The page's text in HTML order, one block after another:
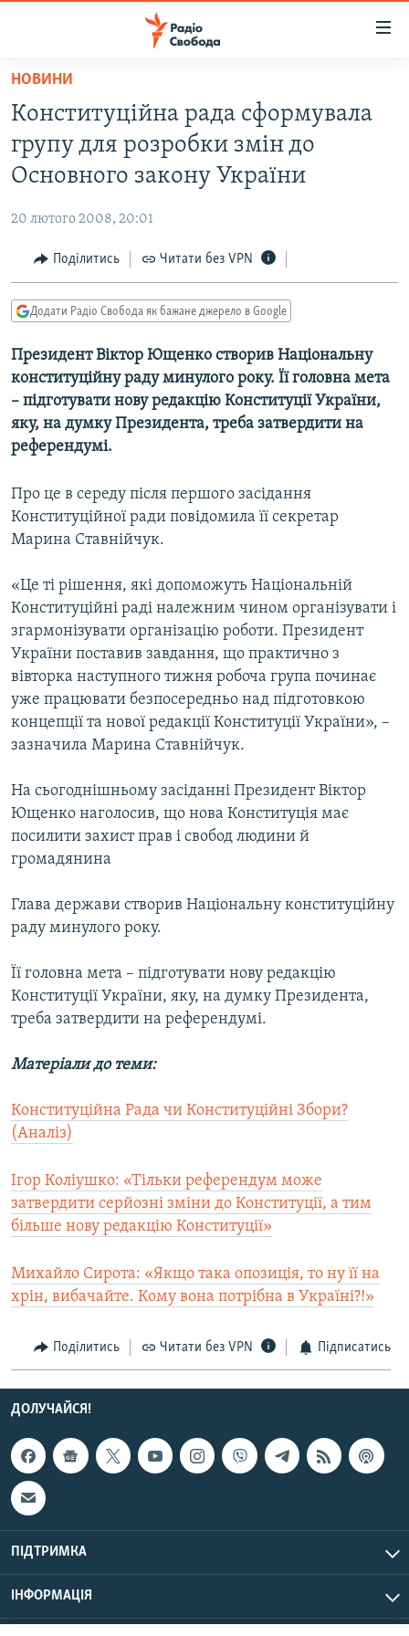
Перейти
основного
матеріалу
Перейти
до
основної
Перейти
до
пошуку
ВСЕ ЗА ДОБУ
СТАТТІ
СУСПІЛЬСТВО
УКРАЇНА
СВІТ
РОСІЙСЬКА «ФІЛЬТРАЦІЯ»
ДОНБАС.РЕАЛІЇ
ТИ ЯК?
СХЕМИ
КИТАЙ.ВИКЛИКИ
МУЛЬТИМЕДІА
ФОТО
СПЕЦПРОЄКТИ
ПОДКАСТИ
РУС
УКР
КТАТ
ДОЛУЧАЙСЯ!
Усі сайти RFE/RL
НОВИНИ
Конституційна рада сформувала
групу для розробки змін до
Основного закону України
20 лютого 2008, 20:01
Поділитись Читати без VPN
Додати Радіо Свобода як бажане джерело в Google
Президент Віктор Ющенко створив Національну
конституційну раду минулого року. Її головна мета
– підготувати нову редакцію Конституції України,
яку, на думку Президента, треба затвердити на
референдумі.
Про це в середу після першого засідання
Конституційної ради повідомила її секретар
Марина Ставнійчук.
«Це ті рішення, які допоможуть Національній
Конституційні раді належним чином організувати і
згармонізувати організацію роботи. Президент
України поставив завдання, що практично з
вівторка наступного тижня робоча група починає
уже працювати безпосередньо над підготовкою
концепції та нової редакції Конституції України», –
зазначила Марина Ставнійчук.
На сьогоднішньому засіданні Президент Віктор
Ющенко наголосив, що нова Конституція має
посилити захист прав і свобод людини й
громадянина
Глава держави створив Національну конституційну
раду минулого року.
Її головна мета – підготувати нову редакцію
Конституції України, яку, на думку Президента,
треба затвердити на референдумі.
Матеріали до теми:
Конституційна Рада чи Конституційні Збори?
(Аналіз)
Ігор Коліушко: «Тільки референдум може
затвердити серйозні зміни до Конституції, а тим
більше нову редакцію Конституції»
Михайло Сирота: «Якщо така опозиція, то ну її на
хрін, вибачайте. Кому вона потрібна в Україні?!»
Поділитись Читати без VPN Підписатись
ДОЛУЧАЙСЯ!
ПІДТРИМКА
ІНФОРМАЦІЯ